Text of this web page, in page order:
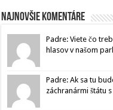
Najnovšie komentáre
Padre: Viete čo
hlasov v našom
Padre: Ak sa tu
záchranármi štátu